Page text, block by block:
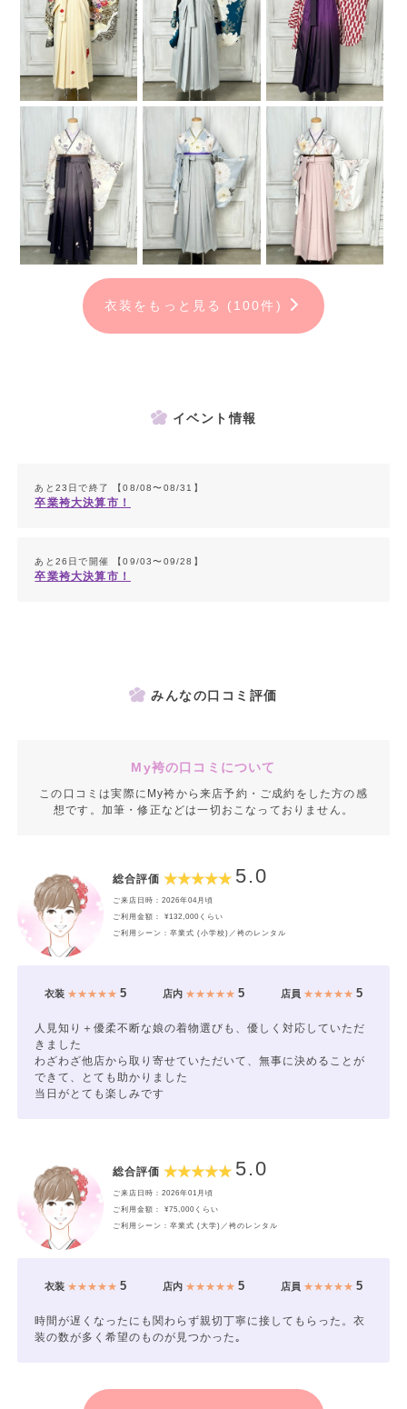
衣装をもっと見る (100件)
イベント情報
あと23日で終了 【08/08〜08/31】
卒業袴大決算市！
あと26日で開催 【09/03〜09/28】
卒業袴大決算市！
みんなの口コミ評価
My袴の口コミについて
この口コミは実際にMy袴から来店予約・ご成約をした方の感
想です。加筆・修正などは一切おこなっておりません。
総合評価 5.0
ご来店日時：2026年04月頃
ご利用金額： ¥132,000くらい
ご利用シーン：卒業式 (小学校)／袴のレンタル
衣装★★★★★ 5 店内★★★★★ 5 店員 ★★★★★5
人見知り＋優柔不断な娘の着物選びも、優しく対応していただ
きました
わざわざ他店から取り寄せていただいて、無事に決めることが
できて、とても助かりました
当日がとても楽しみです
総合評価 5.0
ご来店日時：2026年01月頃
ご利用金額： ¥75,000くらい
ご利用シーン：卒業式 (大学)／袴のレンタル
衣装★★★★★ 5 店内★★★★★ 5 店員 ★★★★★5
時間が遅くなったにも関わらず親切丁寧に接してもらった。衣
装の数が多く希望のものが見つかった｡